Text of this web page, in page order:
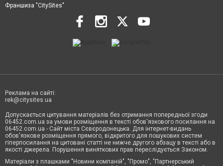
Франшиза "CitySites"
Реклама на сайті:
rek@citysites.ua
Допускається цитування матеріалів без отримання попередньої згоди
06452.com.ua за умови розміщення в тексті обов'язкового посилання на
06452.com.ua - Сайт міста Сєвєродонецька. Для інтернет-видань
обов'язкове розміщення прямого, відкритого для пошукових систем
гіперпосилання на цитовані статті не нижче другого абзацу в тексті або в
якості джерела. Порушення виняткових прав переслідується Законом.
Матеріали з плашками "Новини компаній", "Промо", "Партнерський